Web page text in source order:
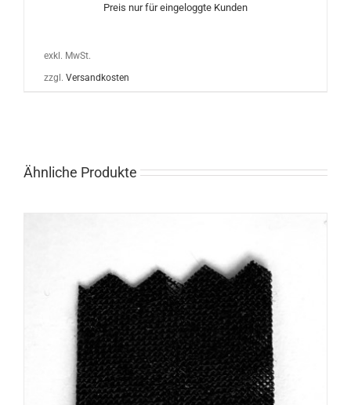
Preis nur für eingeloggte Kunden
exkl. MwSt.
zzgl. Versandkosten
Ähnliche Produkte